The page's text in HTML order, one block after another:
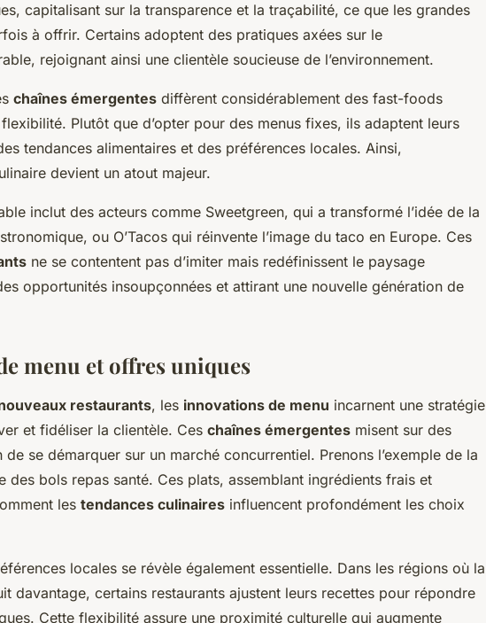
capitalisant sur la transparence et la traçabilité, ce que les grandes
à offrir. Certains adoptent des pratiques axées sur le
rejoignant ainsi une clientèle soucieuse de l’environnement.
chaînes émergentes diffèrent considérablement des fast-foods
Plutôt que d’opter pour des menus fixes, ils adaptent leurs
tendances alimentaires et des préférences locales. Ainsi,
devient un atout majeur.
inclut des acteurs comme Sweetgreen, qui a transformé l’idée de la
ou O’Tacos qui réinvente l’image du taco en Europe. Ces
ne se contentent pas d’imiter mais redéfinissent le paysage
opportunités insoupçonnées et attirant une nouvelle génération de
menu et offres uniques
restaurants, les innovations de menu incarnent une stratégie
et fidéliser la clientèle. Ces chaînes émergentes misent sur des
de se démarquer sur un marché concurrentiel. Prenons l’exemple de la
des bols repas santé. Ces plats, assemblant ingrédients frais et
les tendances culinaires influencent profondément les choix
locales se révèle également essentielle. Dans les régions où la
davantage, certains restaurants ajustent leurs recettes pour répondre
Cette flexibilité assure une proximité culturelle qui augmente